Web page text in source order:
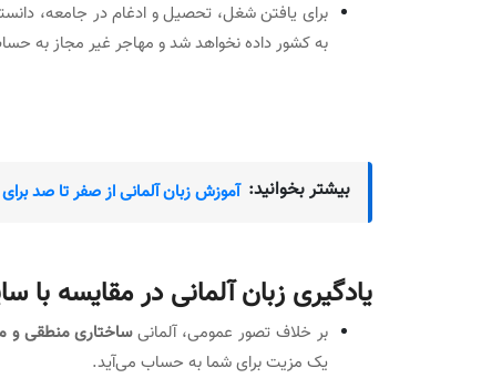
برای یافتن شغل، تحصیل و ادغام در جامعه،
به کشور داده نخواهد شد و مهاجر غیر مجاز به
بیشتر بخوانید: آموزش زبان آلمانی از صفر تا صد
یادگیری زبان آلمانی در مقایسه با
بر خلاف تصور عمومی، آلمانیساختاری منطقی و
یک مزیت برای شما به حساب می‌آید.